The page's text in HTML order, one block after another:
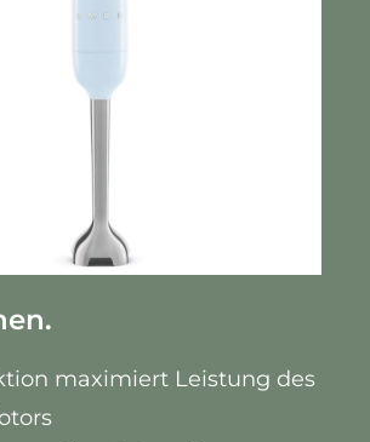
maximiert Leistung des